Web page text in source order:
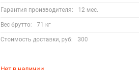
Гарантия производителя: 12 мес.
Вес брутто: 71 кг
Стоимость доставки, руб: 300